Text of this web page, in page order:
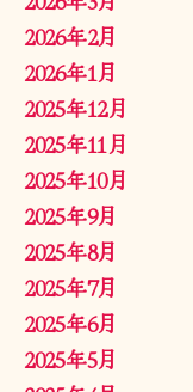
2026年2月
2026年1月
2025年12月
2025年11月
2025年10月
2025年9月
2025年8月
2025年7月
2025年6月
2025年5月